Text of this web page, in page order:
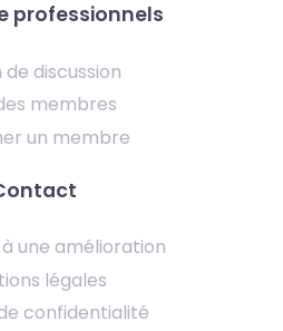
professionnels
de discussion
membres
un membre
une amélioration
légales
confidentialité